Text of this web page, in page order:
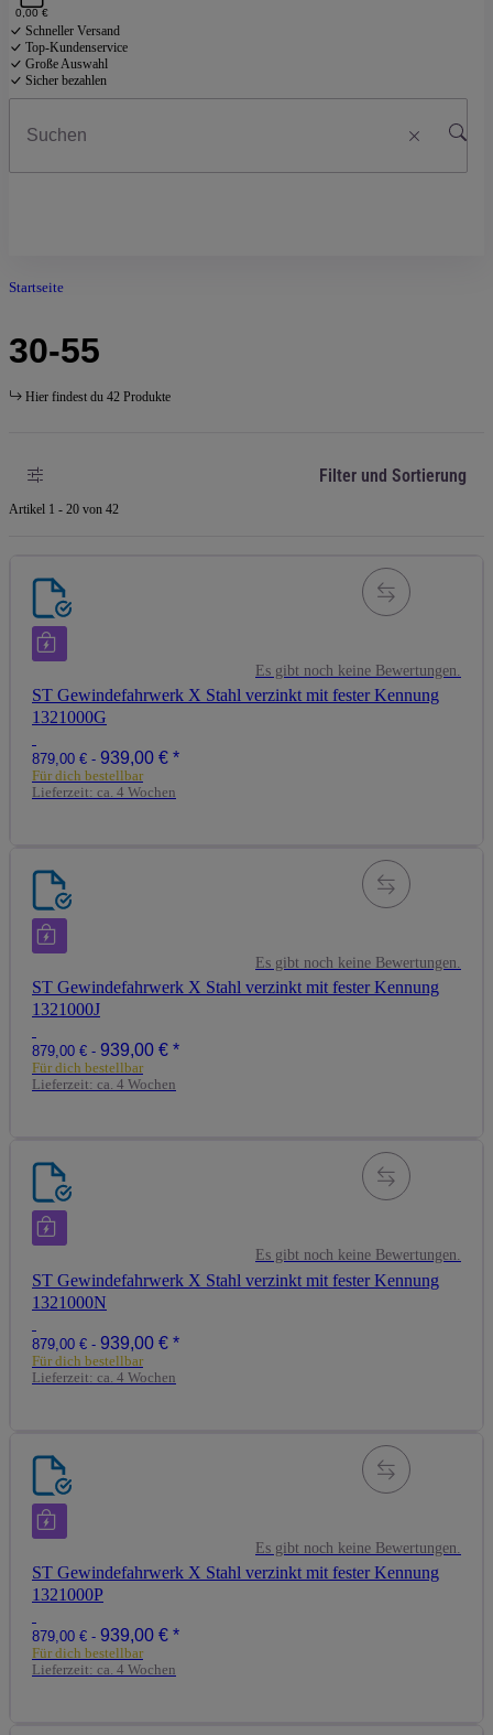
0,00 €
Schneller Versand
Top-Kundenservice
Große Auswahl
Sicher bezahlen
Startseite
30-55
Hier findest du 42 Produkte
Filter und Sortierung
Artikel 1 - 20 von 42
Es gibt noch keine Bewertungen.
ST Gewindefahrwerk X Stahl verzinkt mit fester Kennung
1321000G
879,00 € - 939,00 € *
Für dich bestellbar
Lieferzeit: ca. 4 Wochen
Es gibt noch keine Bewertungen.
ST Gewindefahrwerk X Stahl verzinkt mit fester Kennung
1321000J
879,00 € - 939,00 € *
Für dich bestellbar
Lieferzeit: ca. 4 Wochen
Es gibt noch keine Bewertungen.
ST Gewindefahrwerk X Stahl verzinkt mit fester Kennung
1321000N
879,00 € - 939,00 € *
Für dich bestellbar
Lieferzeit: ca. 4 Wochen
Es gibt noch keine Bewertungen.
ST Gewindefahrwerk X Stahl verzinkt mit fester Kennung
1321000P
879,00 € - 939,00 € *
Für dich bestellbar
Lieferzeit: ca. 4 Wochen